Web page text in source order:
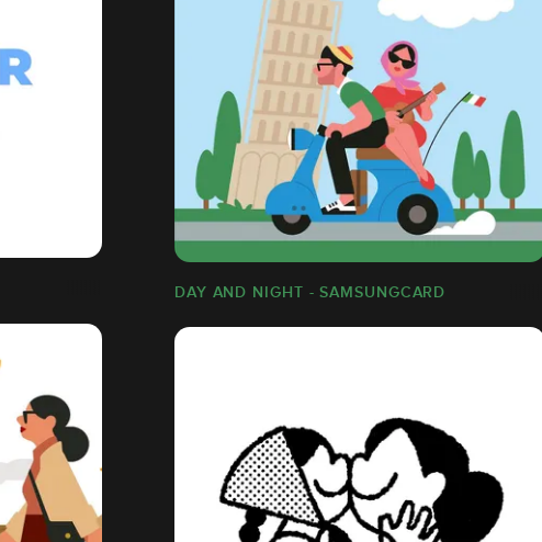
DAY AND NIGHT - SAMSUNGCARD